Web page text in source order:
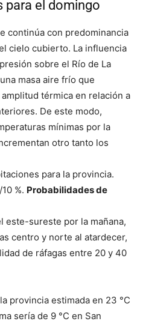
para el domingo
continúa con predominancia
cielo cubierto. La influencia
sobre el Río de La
masa aire frío que
térmica en relación a
De este modo,
mínimas por la
otro tanto los
para la provincia.
%. Probabilidades de
este-sureste por la mañana,
centro y norte al atardecer,
de ráfagas entre 20 y 40
provincia estimada en 23 °C
sería de 9 °C en San